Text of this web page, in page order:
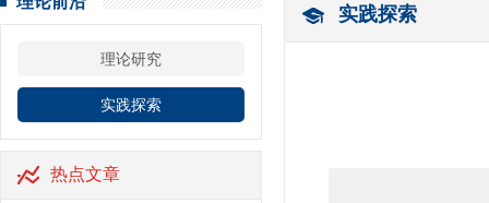
理论研究
实践探索
热点文章
实践探索